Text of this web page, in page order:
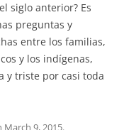
siglo anterior? Es
preguntas y
entre los familias,
y los indígenas,
y triste por casi toda
March 9, 2015.